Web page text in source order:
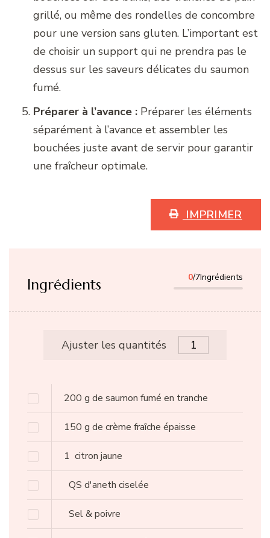
grillé, ou même des rondelles de concombre
pour une version sans gluten. L’important est
de choisir un support qui ne prendra pas le
dessus sur les saveurs délicates du saumon
fumé.
Préparer à l’avance : Préparer les éléments
séparément à l’avance et assembler les
bouchées juste avant de servir pour garantir
une fraîcheur optimale.
IMPRIMER
Ingrédients 0/7Ingrédients
Ajuster les quantités
200 g de saumon fumé en tranche
150 g de crème fraîche épaisse
1 citron jaune
QS d'aneth ciselée
Sel & poivre